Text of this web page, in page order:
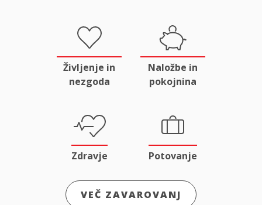
Življenje in
nezgoda
Naložbe in
pokojnina
Zdravje Potovanje
VEČ ZAVAROVANJ